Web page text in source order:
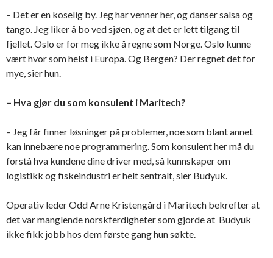
– Det er en koselig by. Jeg har venner her, og danser salsa og
tango. Jeg liker å bo ved sjøen, og at det er lett tilgang til
fjellet. Oslo er for meg ikke å regne som Norge. Oslo kunne
vært hvor som helst i Europa. Og Bergen? Der regnet det for
mye, sier hun.
– Hva gjør du som konsulent i Maritech?
– Jeg får finner løsninger på problemer, noe som blant annet
kan innebære noe programmering. Som konsulent her må du
forstå hva kundene dine driver med, så kunnskaper om
logistikk og fiskeindustri er helt sentralt, sier Budyuk.
Operativ leder Odd Arne Kristengård i Maritech bekrefter at
det var manglende norskferdigheter som gjorde at Budyuk
ikke fikk jobb hos dem første gang hun søkte.